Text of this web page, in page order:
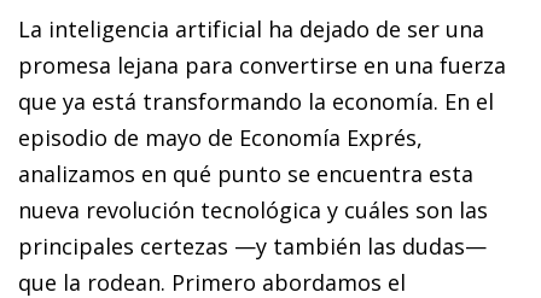
La inteligencia artificial ha dejado de ser una
promesa lejana para convertirse en una fuerza
que ya está transformando la economía. En el
episodio de mayo de Economía Exprés,
analizamos en qué punto se encuentra esta
nueva revolución tecnológica y cuáles son las
principales certezas —y también las dudas—
que la rodean. Primero abordamos el